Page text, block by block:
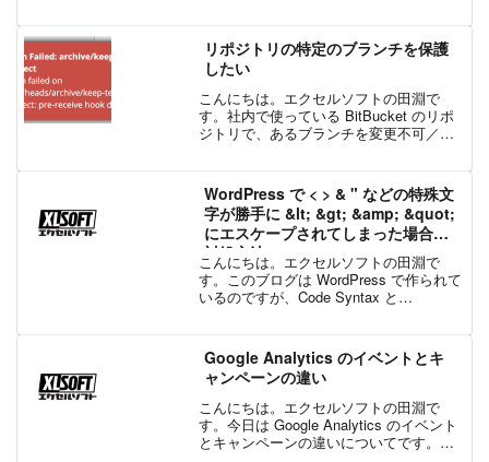
とデータの可用性が飛躍的に向上したお
かげで、機械学習のよう...
リポジトリの特定のブランチを保護
したい
こんにちは。エクセルソフトの田淵で
す。社内で使っている BitBucket のリポ
ジトリで、あるブランチを変更不可／保
hook という仕組みがあり、各種処理の前
後に...
WordPress で < > & " などの特殊文
字が勝手に &lt; &gt; &amp; &quot;
にエスケープされてしまった場合の
対処方法
こんにちは。エクセルソフトの田淵で
す。このブログは WordPress で作られて
いるのですが、Code Syntax と
Markdown でエントリーを書いて...
Google Analytics のイベントとキ
ャンペーンの違い
こんにちは。エクセルソフトの田淵で
す。今日は Google Analytics のイベント
とキャンペーンの違いについてです。